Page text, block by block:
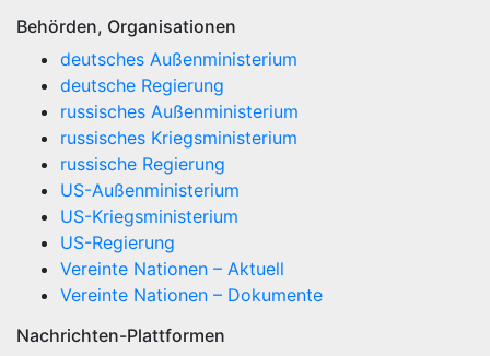
Behörden, Organisationen
deutsches Außenministerium
deutsche Regierung
russisches Außenministerium
russisches Kriegsministerium
russische Regierung
US-Außenministerium
US-Kriegsministerium
US-Regierung
Vereinte Nationen – Aktuell
Vereinte Nationen – Dokumente
Nachrichten-Plattformen